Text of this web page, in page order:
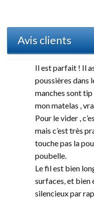
Avis clients
Il est parfait ! Il
poussières dans
manches sont tip
mon matelas ,
Pour le vider ,
mais c’est très
touche pas la
poubelle.
Le fil est bien
surfaces, et bien
silencieux par